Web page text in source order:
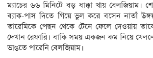
ম্যাচের ৬৬ মিনিটে বড় ধাক্কা খায় বেলজিয়াম।
ব্যাক-পাস দিতে গিয়ে ভুল করে বসেন নাতাঁ
তারেমিকে পেছন থেকে টেনে ফেলে দেওয়ায়
দেখান রেফারি। বাকি সময় একজন কম নিয়ে
ভাঙতে পারেনি বেলজিয়াম।